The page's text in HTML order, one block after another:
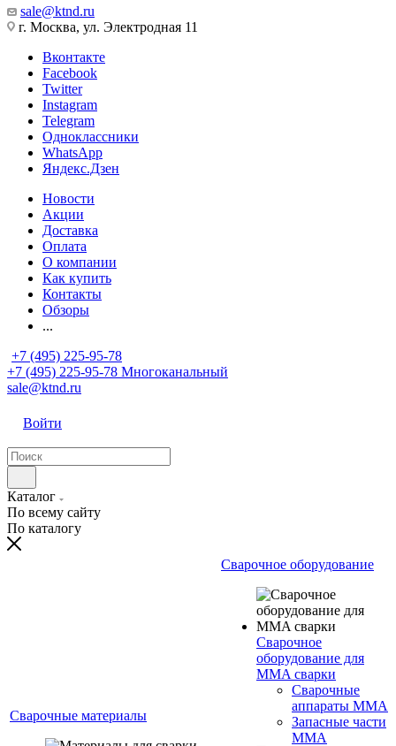
sale@ktnd.ru
г. Москва, ул. Электродная 11
Вконтакте
Facebook
Twitter
Instagram
Telegram
Одноклассники
WhatsApp
Яндекс.Дзен
Новости
Акции
Доставка
Оплата
О компании
Как купить
Контакты
Обзоры
...
+7 (495) 225-95-78
+7 (495) 225-95-78 Многоканальный
sale@ktnd.ru
Войти
Каталог
По всему сайту
По каталогу
Сварочные материалы
Сварочное оборудование
Сварочное
оборудование для
MMA сварки
Сварочные
аппараты MMA
Запасные части
MMA